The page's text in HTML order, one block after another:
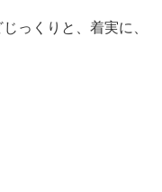
っくりと、着実に、